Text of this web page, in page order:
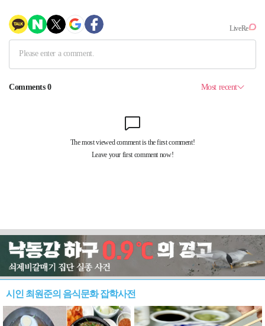
시인 최원준의 음식문화 잡학사전